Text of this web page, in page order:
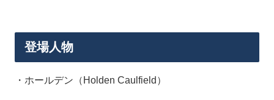
登場人物
・ホールデン（Holden Caulfield）